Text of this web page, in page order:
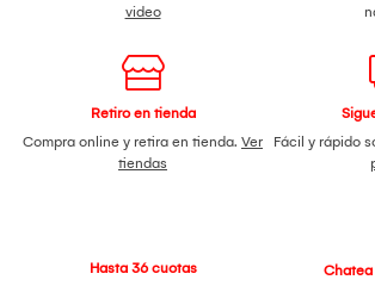
video
Retiro en tienda
Compra online y retira en tienda. Ver
tiendas
Fácil y rápido
Hasta 36 cuotas